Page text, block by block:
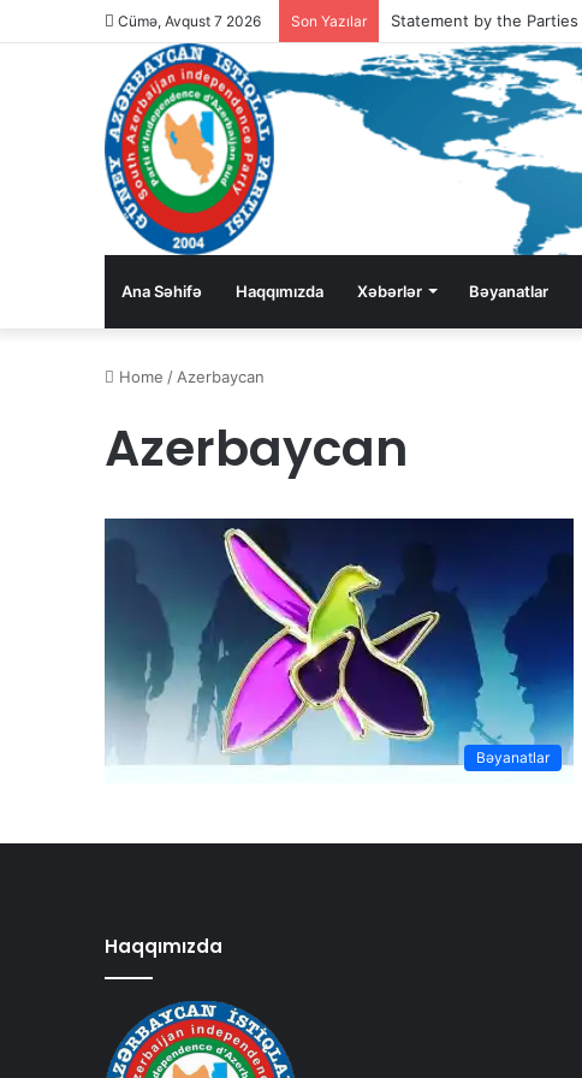
Cümə, Avqust 7 2026 Son Yazılar
Ana Səhifə Haqqımızda Xəbərlər Bəyanatlar
Home / Azerbaycan
Azerbaycan
Bəyanatlar
Haqqımızda